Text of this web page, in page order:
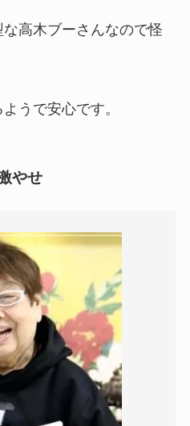
高木ブーさんなので怪
うで安心です。
やせ